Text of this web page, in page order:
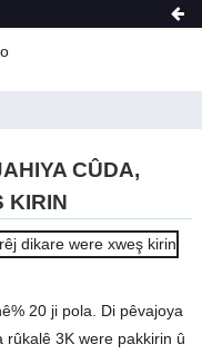
CÛDA,
KIRIN
20 ji pola. Di pêvajoya
3K were pakkirin û